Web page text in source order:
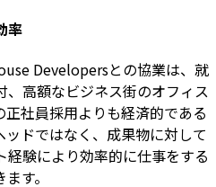
率
Developersとの協業は、就
、高額なビジネス街のオフィス
社員採用よりも経済的である
ドではなく、成果物に対して
験により効率的に仕事をする
す。